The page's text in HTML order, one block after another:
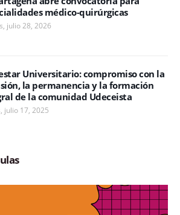
médico-quirúrgicas
julio 28, 2026
Universitario: compromiso con la
la permanencia y la formación
de la comunidad Udeceista
julio 17, 2025